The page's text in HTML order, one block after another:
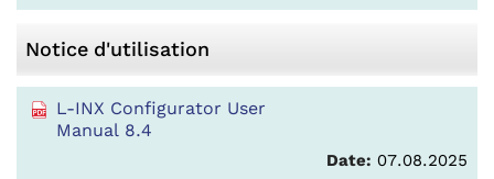
Notice d'utilisation
L-INX Configurator User
Manual 8.4
Date: 07.08.2025